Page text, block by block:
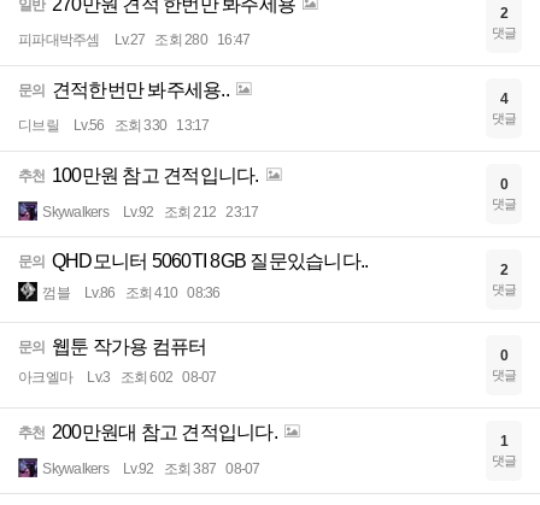
일반
피파대박주셈 Lv.27 조회 280 16:47
2
댓글
문의 견적한번만 봐주세용..
디브릴 Lv.56 조회 330 13:17
4
댓글
추천 100만원 참고 견적입니다.
Skywalkers Lv.92 조회 212 23:17
0
댓글
문의 QHD모니터 5060TI 8GB 질문있습니다..
껌블 Lv.86 조회 410 08:36
2
댓글
문의 웹툰 작가용 컴퓨터
아크엘마 Lv.3 조회 602 08-07
0
댓글
추천 200만원대 참고 견적입니다.
Skywalkers Lv.92 조회 387 08-07
1
댓글